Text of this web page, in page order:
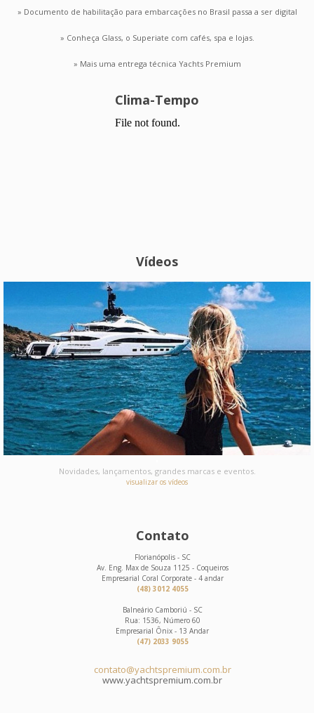
» Documento de habilitação para embarcações no Brasil passa a ser digital
» Conheça Glass, o Superiate com cafés, spa e lojas.
» Mais uma entrega técnica Yachts Premium
Clima-Tempo
Vídeos
Novidades, lançamentos, grandes marcas e eventos.
visualizar os vídeos
Contato
Florianópolis - SC
Av. Eng. Max de Souza 1125 - Coqueiros
Empresarial Coral Corporate - 4 andar
(48) 3012 4055
Balneário Camboriú - SC
Rua: 1536, Número 60
Empresarial Ônix - 13 Andar
(47) 2033 9055
contato@yachtspremium.com.br
www.yachtspremium.com.br